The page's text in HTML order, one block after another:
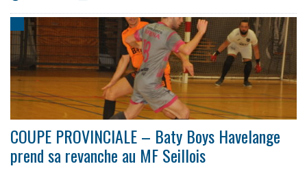
COUPE PROVINCIALE – Baty Boys Havelange
prend sa revanche au MF Seillois